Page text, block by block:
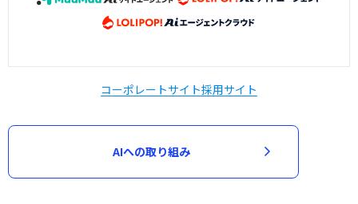
コーポレートサイト採用サイト
AIへの取り組み